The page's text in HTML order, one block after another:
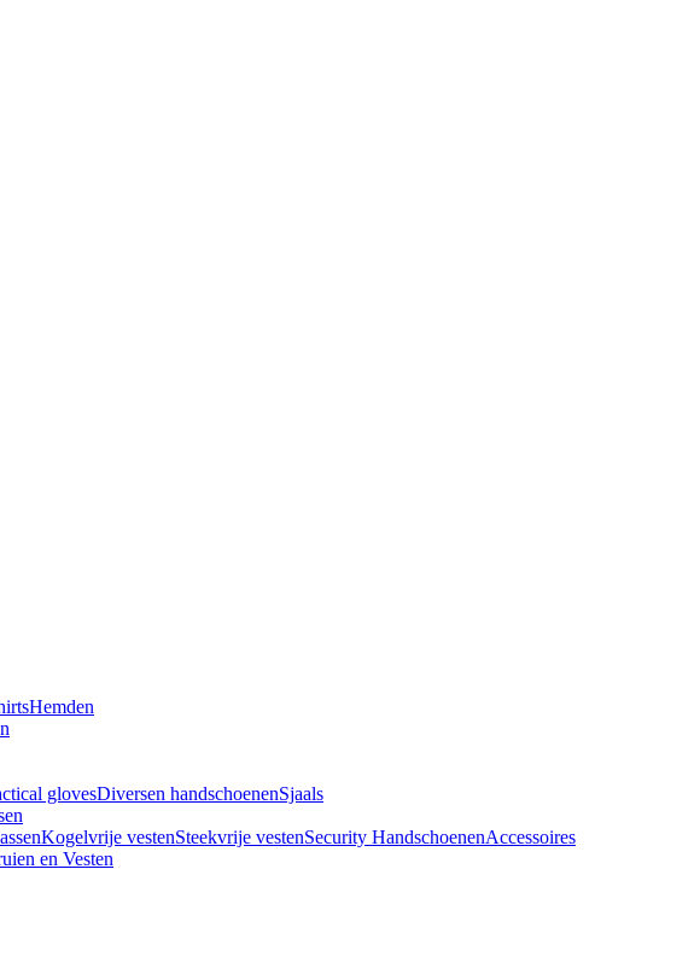
Hemden
glovesDiversen handschoenenSjaals
Kogelvrije vestenSteekvrije vestenSecurity HandschoenenAccessoires
en Vesten